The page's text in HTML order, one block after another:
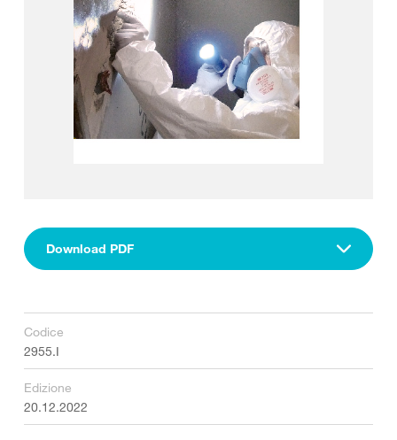
Download PDF
Codice
2955.I
Edizione
20.12.2022